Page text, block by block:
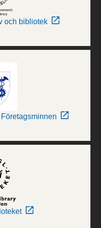
och bibliotek